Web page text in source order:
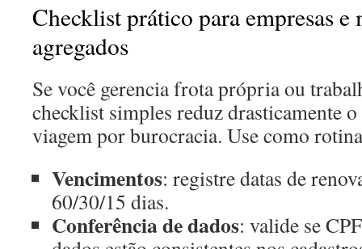
Checklist prático para empresas e
agregados
Se você gerencia frota própria ou
checklist simples reduz drasticamente
viagem por burocracia. Use como
Vencimentos: registre datas de
60/30/15 dias.
Conferência de dados: valide se